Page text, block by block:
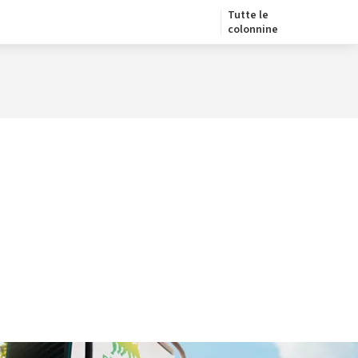
Tutte le
colonnine